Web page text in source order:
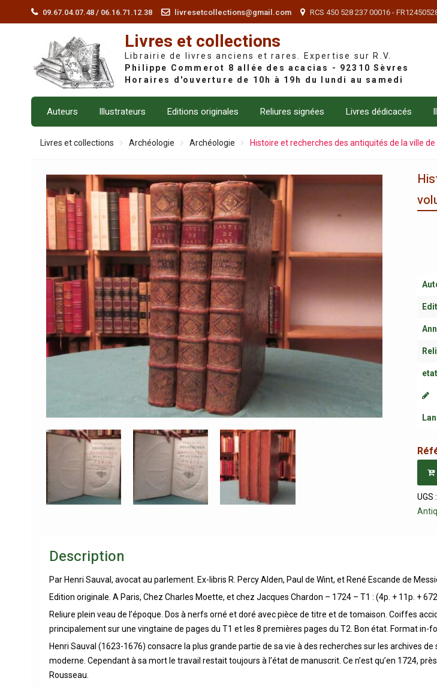
09.67.04.07.48 / 06.16.71.12.38 livresetcollections@gmail.com RCS 450 528 237 00016 -
Livres et collections
Librairie de livres anciens et rares. Expertise sur R.V.
Auteurs Illustrateurs Editions originales Reliures signées Livres dédicacés
Livres et collections Archéologie Archéologie Histoire et recherches des antiquités de la ville
etat
UGS :
Description
Par Henri Sauval, avocat au parlement. Ex-libris R. Percy Alden, Paul de Wint, et René Escande de
Edition originale. A Paris, Chez Charles Moette, et chez Jacques Chardon – 1724 – T1 : (4p. + 11p. +
Reliure plein veau de l’époque. Dos à nerfs orné et doré avec pièce de titre et de tomaison. Coiffes
principalement sur une vingtaine de pages du T1 et les 8 premières pages du T2. Bon état. Format in-
Henri Sauval (1623-1676) consacre la plus grande partie de sa vie à des recherches sur les archives
moderne. Cependant à sa mort le travail restait toujours à l’état de manuscrit. Ce n’est qu’en 1724,
Rousseau.